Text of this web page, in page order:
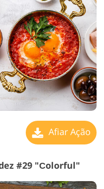
Afiar Ação
#29 "Сolorful"